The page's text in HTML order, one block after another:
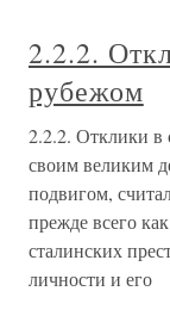
2.2.2.
рубежом
2.2.2. Отклики в
своим великим
подвигом,
прежде всего
сталинских
личности и его